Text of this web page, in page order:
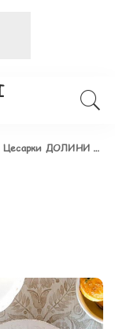
Цесарки ДОЛИНИ ОЖ